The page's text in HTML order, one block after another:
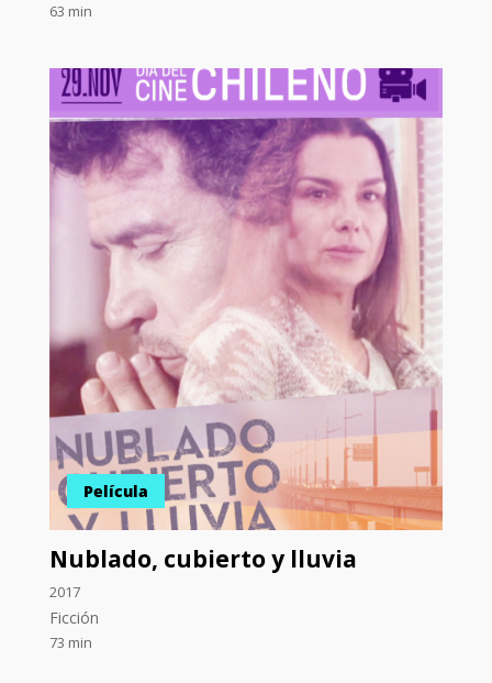
63 min
Película
Nublado, cubierto y lluvia
2017
Ficción
73 min